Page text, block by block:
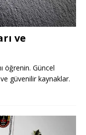
ve
öğrenin. Güncel
güvenilir kaynaklar.